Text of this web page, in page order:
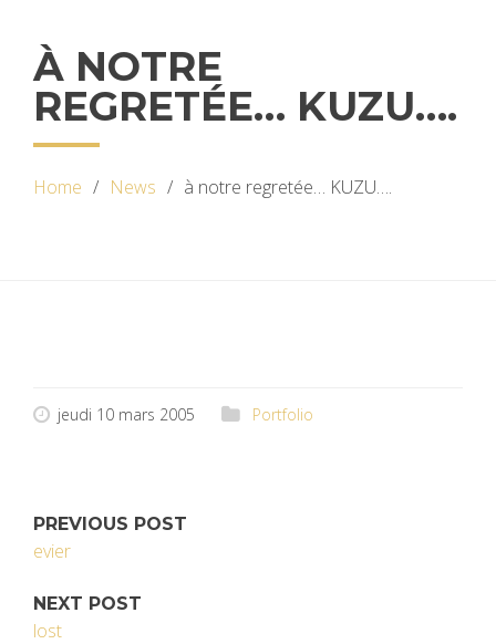
À NOTRE
REGRETÉE… KUZU….
Home News à notre regretée… KUZU….
jeudi 10 mars 2005 Portfolio
PREVIOUS POST
evier
NEXT POST
lost